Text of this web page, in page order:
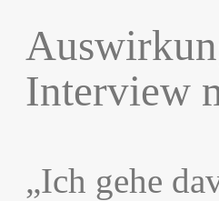
Interview
„Ich gehe